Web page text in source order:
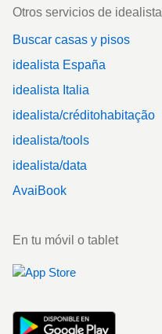
Otros servicios de idealista
Buscar casas y pisos
idealista España
idealista Italia
idealista/créditohabitação
idealista/tools
idealista/data
AvaiBook
En tu móvil o tablet